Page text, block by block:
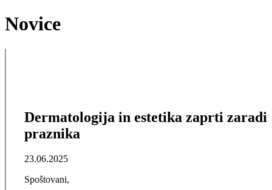
Novice
Dermatologija in estetika zaprti zaradi
praznika
23.06.2025
Spoštovani,